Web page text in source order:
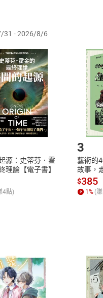
代表知悉本店鋪所銷售
退貨退款。
退貨時，請登入樂天市場
核，待審核通過後將為您
為單位進行取消/退貨，恕
放入購物車
Shopping cart
31 - 2026/8/6
源：史蒂芬．霍
理論【電子書】
4點)
3
藝術的
故事，
場，看
何形塑
書】
$385
1 % (賺